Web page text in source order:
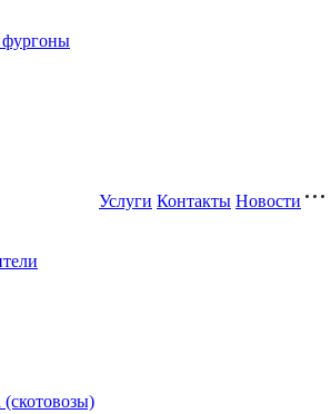
фургоны
Услуги Контакты Новости